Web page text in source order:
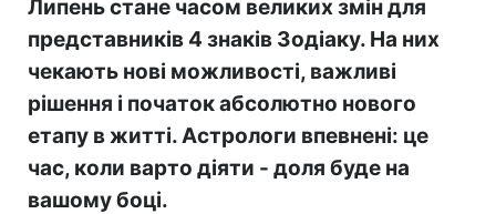
Липень стане часом великих змін для
представників 4 знаків Зодіаку. На них
чекають нові можливості, важливі
рішення і початок абсолютно нового
етапу в житті. Астрологи впевнені: це
час, коли варто діяти - доля буде на
вашому боці.